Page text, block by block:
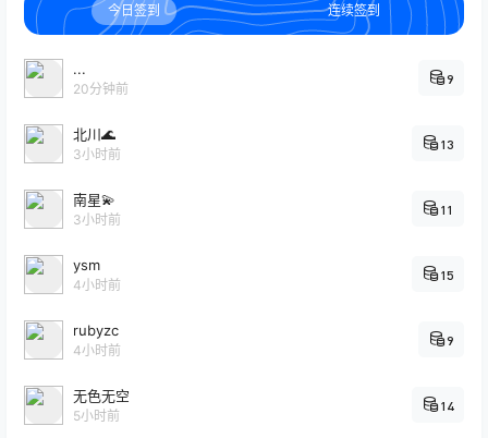
今日签到 连续签到
...
20分钟前
9
北川🌊
3小时前
13
南星💫
3小时前
11
ysm
4小时前
15
rubyzc
4小时前
9
无色无空
5小时前
14